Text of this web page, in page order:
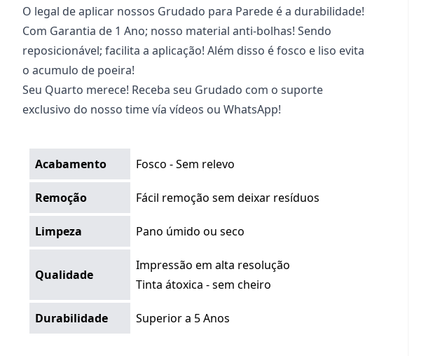
O legal de aplicar nossos Grudado para Parede é a durabilidade!
Com Garantia de 1 Ano; nosso material anti-bolhas! Sendo
reposicionável; facilita a aplicação! Além disso é fosco e liso evita
o acumulo de poeira!
Seu Quarto merece! Receba seu Grudado com o suporte
exclusivo do nosso time vía vídeos ou WhatsApp!
Acabamento Fosco - Sem relevo
Remoção Fácil remoção sem deixar resíduos
Limpeza Pano úmido ou seco
Qualidade
Impressão em alta resolução
Tinta átoxica - sem cheiro
Durabilidade Superior a 5 Anos